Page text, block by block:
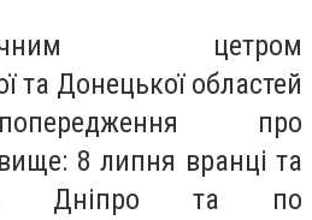
цетром
та Донецької областей
про
8 липня вранці та
Дніпро та по